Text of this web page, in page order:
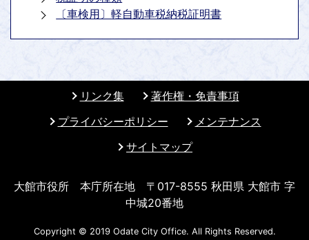
〔車検用〕軽自動車税納税証明書
リンク集
著作権・免責事項
プライバシーポリシー
メンテナンス
サイトマップ
大館市役所 本庁所在地 〒017-8555 秋田県 大館市 字
中城20番地
Copyright © 2019 Odate City Office. All Rights Reserved.